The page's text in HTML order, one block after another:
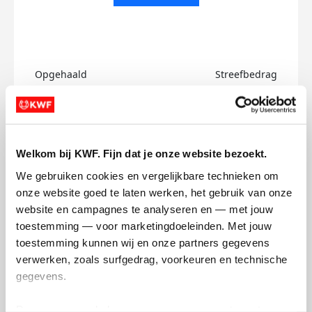
Welkom bij KWF. Fijn dat je onze website bezoekt.
We gebruiken cookies en vergelijkbare technieken om
onze website goed te laten werken, het gebruik van onze
website en campagnes te analyseren en — met jouw
toestemming — voor marketingdoeleinden. Met jouw
toestemming kunnen wij en onze partners gegevens
verwerken, zoals surfgedrag, voorkeuren en technische
gegevens.
Opgehaald
€0
Streefbedrag
€500
Raul's badges